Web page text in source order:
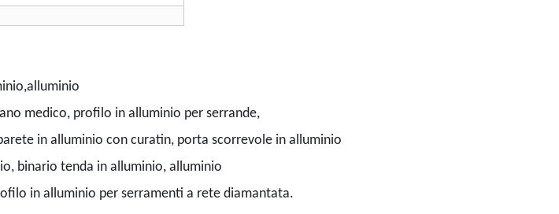
medico, profilo in alluminio per serrande,
in alluminio con curatin, porta scorrevole in alluminio
binario tenda in alluminio, alluminio
in alluminio per serramenti a rete diamantata.